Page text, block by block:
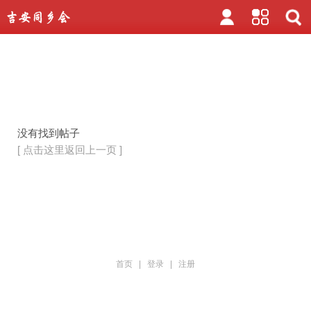
没有找到帖子
[ 点击这里返回上一页 ]
首页 登录 注册